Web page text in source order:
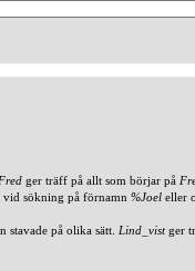
Fred ger träff på allt som börjar på
vid sökning på förnamn %Joel eller
på olika sätt. Lind_vistger